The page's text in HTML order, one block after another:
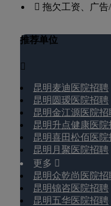
 拖欠工资、广
推荐单位

昆明麦迪医院招聘
昆明圆瑷医院招聘
昆明金江源医院招
昆明升点健康医院
昆明喜田松佰医院
昆明月聚医院招聘
更多 
昆明众乾尚医院招
昆明锦咨医院招聘
昆明五华医院招聘